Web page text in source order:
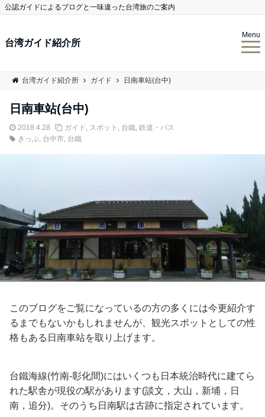
公認ガイドによるブログと一味違った台湾旅のご案内
台湾ガイド紹介所
Menu
台湾ガイド紹介所 ガイド 日南車站(台中)
日南車站(台中)
2018.4.28 ガイド , スポット , 台鐵, 鉄道・バス
きっぷ, 台中市, 台鐵
このブログをご覧になっているの方の多くには今更紹介す
るまでもないかもしれませんが、観光スポットとしての性
格もある日南車站を取り上げます。
台鐵海線(竹南-彰化間)にはいくつも日本統治時代に建てら
れた駅舎が現役の駅があります(談文，大山，新埔，日
南，追分)。そのうち日南駅は古跡に指定されています。